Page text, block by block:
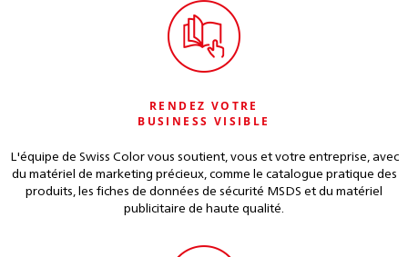
RENDEZ VOTRE
BUSINESS VISIBLE
L'équipe de Swiss Color vous soutient, vous et votre entreprise, avec
du matériel de marketing précieux, comme le catalogue pratique des
produits, les fiches de données de sécurité MSDS et du matériel
publicitaire de haute qualité.